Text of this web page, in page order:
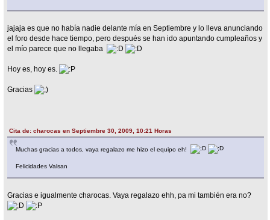
jajaja es que no había nadie delante mía en Septiembre y lo lleva anunciando
el foro desde hace tiempo, pero después se han ido apuntando cumpleaños y
el mío parece que no llegaba
Hoy es, hoy es.
Gracias
Cita de: charocas en Septiembre 30, 2009, 10:21 Horas
Muchas gracias a todos, vaya regalazo me hizo el equipo eh!
Felicidades Valsan
Gracias e igualmente charocas. Vaya regalazo ehh, pa mi también era no?